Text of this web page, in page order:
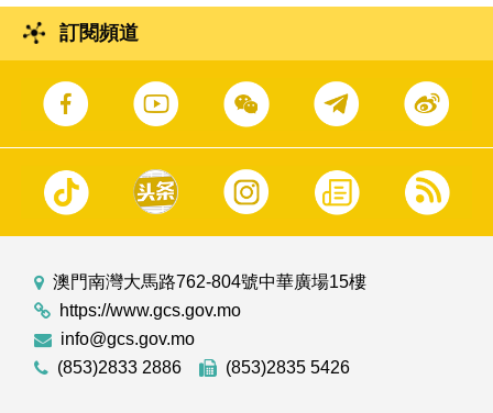
訂閱頻道
澳門南灣大馬路762-804號中華廣場15樓
https://www.gcs.gov.mo
info@gcs.gov.mo
(853)2833 2886
(853)2835 5426